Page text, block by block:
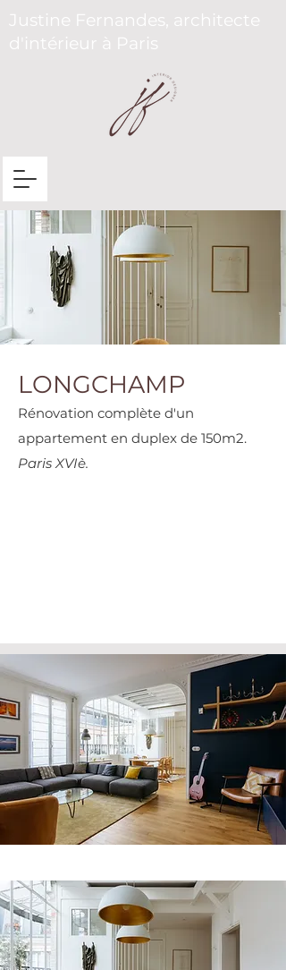
Justine Fernandes, architecte
d'intérieur à Paris
LONGCHAMP
Rénovation complète d'un
appartement en duplex de 150m2.
Paris XVIè.